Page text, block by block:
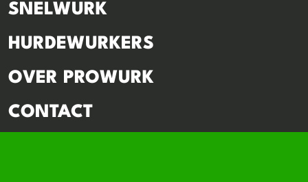
SNELWURK
HURDEWURKERS
OVER PROWURK
CONTACT